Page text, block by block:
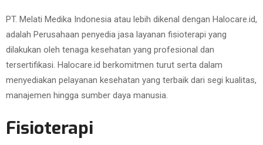
PT. Melati Medika Indonesia atau lebih dikenal dengan Halocare.id,
adalah Perusahaan penyedia jasa layanan fisioterapi yang
dilakukan oleh tenaga kesehatan yang profesional dan
tersertifikasi. Halocare.id berkomitmen turut serta dalam
menyediakan pelayanan kesehatan yang terbaik dari segi kualitas,
manajemen hingga sumber daya manusia.
Fisioterapi